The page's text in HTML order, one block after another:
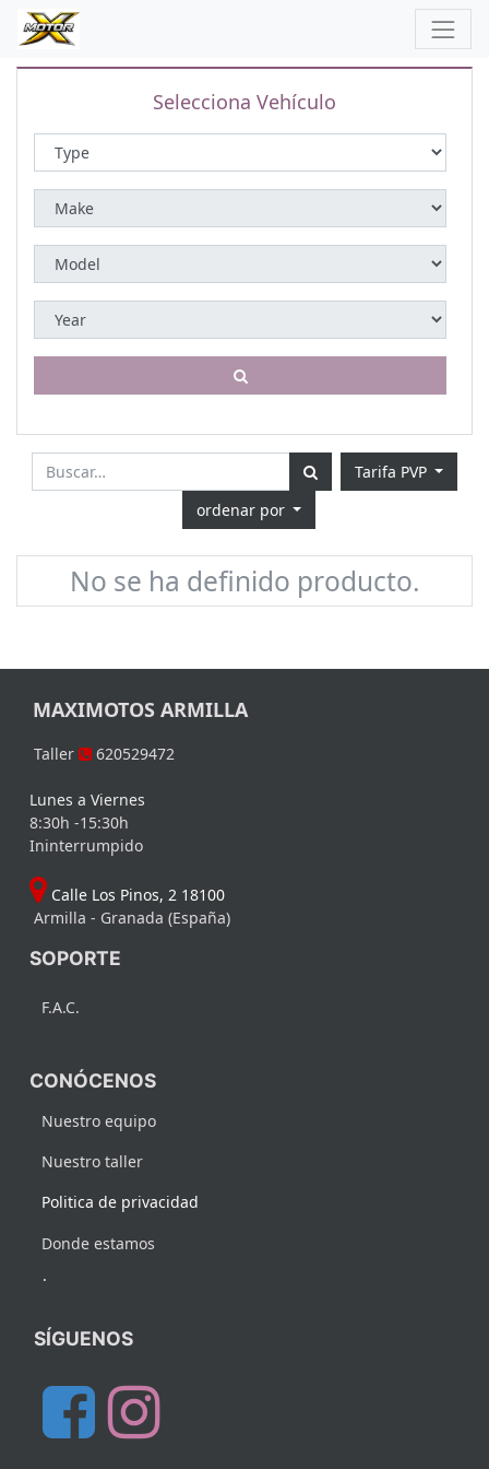
Selecciona Vehículo
Tarifa PVP
ordenar por
No se ha definido producto.
MAXIMOTOS ARMILLA
Taller 620529472
Lunes a Viernes
8:30h -15:30h
Ininterrumpido
Calle Los Pinos, 2 18100
Armilla - Granada (España)
SOPORTE
F.A.C.
CONÓCENOS
Nuestro equipo
Nuestro taller
Politica de privacidad
Donde estamos
.
SÍGUENOS